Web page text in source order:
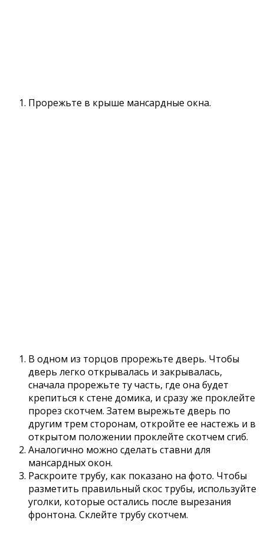
Прорежьте в крыше мансардные окна.
В одном из торцов прорежьте дверь. Чтобы
дверь легко открывалась и закрывалась,
сначала прорежьте ту часть, где она будет
крепиться к стене домика, и сразу же проклейте
прорез скотчем. Затем вырежьте дверь по
другим трем сторонам, откройте ее настежь и в
открытом положении проклейте скотчем сгиб.
Аналогично можно сделать ставни для
мансардных окон.
Раскроите трубу, как показано на фото. Чтобы
разметить правильный скос трубы, используйте
уголки, которые остались после вырезания
фронтона. Склейте трубу скотчем.